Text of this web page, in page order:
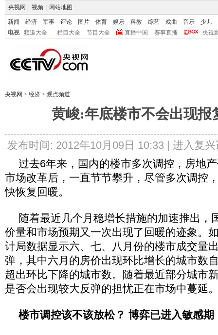
央视网 视频 网站地图
新闻 经济 军事 评论 图片 体育 娱乐 科教 综艺 戏曲 音乐
少儿
电视
频道大全 栏目大全 节目大全 直播中国 赛事直播 央视
央视网 > 经济 > 观点频道
黄峻:年底楼市不会出现报
发布时间: 2012年10月09日 10:33 | 进入复兴
过去6年来，国内的楼市多次调控，房地
市场改革后，一直节节攀升，尽管多次调控
快恢复回暖。
随着最近几个月稳增长措施的加速推出，
价量和市场预期又一次出现了回暖的迹象。
计局数据显示六、七、八月份的楼市成交量
弹，其中六月的房价出现环比增长的城市数
超出环比下降的城市数。随着最近部分城市
是否会出现较大反弹的担忧正在市场中蔓延
楼市调控该不该放松？ 博弈已进入敏感期